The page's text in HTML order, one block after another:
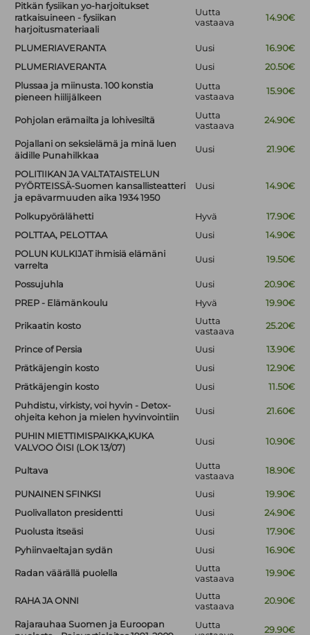
Pitkän fysiikan yo-harjoitukset
ratkaisuineen - fysiikan
harjoitusmateriaali
Uutta
vastaava
14.90€
PLUMERIAVERANTA Uusi
16.90€
PLUMERIAVERANTA
Uusi
20.50€
Plussaa ja miinusta. 100 konstia
pieneen hiilijälkeen
Uutta
vastaava
15.90€
Pohjolan erämailta ja lohivesiltä
Uutta
vastaava
24.90€
Pojallani on seksielämä ja minä luen
äidille Punahilkkaa
Uusi 21.90€
POLITIIKAN JA VALTATAISTELUN
PYÖRTEISSÄ-Suomen kansallisteatteri
ja epävarmuuden aika 1934 1950
Uusi 14.90€
Polkupyörälähetti Hyvä
17.90€
POLTTAA, PELOTTAA
Uusi
14.90€
POLUN KULKIJAT ihmisiä elämäni
varrelta
Uusi 19.50€
Possujuhla Uusi
20.90€
PREP - Elämänkoulu
Hyvä 19.90€
Prikaatin kosto
Uutta
vastaava
25.20€
Prince of Persia Uusi
13.90€
Prätkäjengin kosto
Uusi
12.90€
Prätkäjengin kosto
Uusi
11.50€
Puhdistu, virkisty, voi hyvin - Detox-
ohjeita kehon ja mielen hyvinvointiin
Uusi 21.60€
PUHIN MIETTIMISPAIKKA,KUKA
VALVOO ÖISI (LOK 13/07)
Uusi 10.90€
Pultava
Uutta
vastaava
18.90€
PUNAINEN SFINKSI Uusi
19.90€
Puolivallaton presidentti
Uusi
24.90€
Puolusta itseäsi
Uusi
17.90€
Pyhiinvaeltajan sydän
Uusi 16.90€
Radan väärällä puolella
Uutta
vastaava
19.90€
RAHA JA ONNI
Uutta
vastaava
20.90€
Rajarauhaa Suomen ja Euroopan
Uutta
29.90€